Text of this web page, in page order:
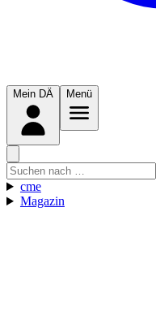
Mein DÄ Menü
cme
Magazin